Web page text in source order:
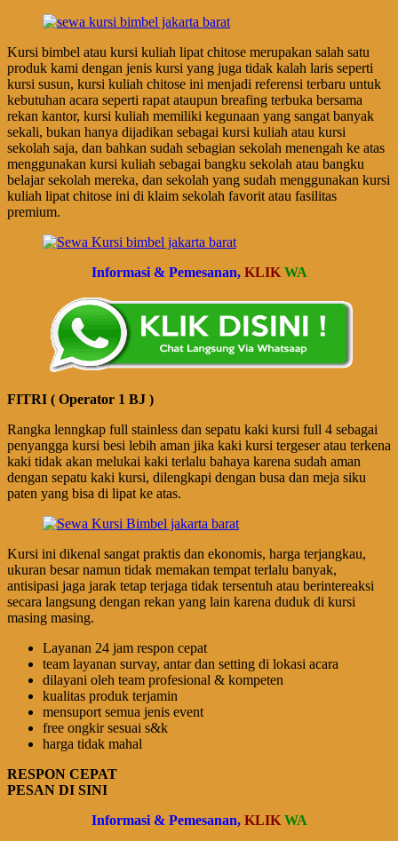
Kursi bimbel atau kursi kuliah lipat chitose merupakan salah satu
produk kami dengan jenis kursi yang juga tidak kalah laris seperti
kursi susun, kursi kuliah chitose ini menjadi referensi terbaru untuk
kebutuhan acara seperti rapat ataupun breafing terbuka bersama
rekan kantor, kursi kuliah memiliki kegunaan yang sangat banyak
sekali, bukan hanya dijadikan sebagai kursi kuliah atau kursi
sekolah saja, dan bahkan sudah sebagian sekolah menengah ke atas
menggunakan kursi kuliah sebagai bangku sekolah atau bangku
belajar sekolah mereka, dan sekolah yang sudah menggunakan kursi
kuliah lipat chitose ini di klaim sekolah favorit atau fasilitas
premium.
Informasi & Pemesanan, KLIK WA
FITRI ( Operator 1 BJ )
Rangka lenngkap full stainless dan sepatu kaki kursi full 4 sebagai
penyangga kursi besi lebih aman jika kaki kursi tergeser atau terkena
kaki tidak akan melukai kaki terlalu bahaya karena sudah aman
dengan sepatu kaki kursi, dilengkapi dengan busa dan meja siku
paten yang bisa di lipat ke atas.
Kursi ini dikenal sangat praktis dan ekonomis, harga terjangkau,
ukuran besar namun tidak memakan tempat terlalu banyak,
antisipasi jaga jarak tetap terjaga tidak tersentuh atau berintereaksi
secara langsung dengan rekan yang lain karena duduk di kursi
masing masing.
Layanan 24 jam respon cepat
team layanan survay, antar dan setting di lokasi acara
dilayani oleh team profesional & kompeten
kualitas produk terjamin
mensuport semua jenis event
free ongkir sesuai s&k
harga tidak mahal
RESPON CEPAT
PESAN DI SINI
Informasi & Pemesanan, KLIK WA